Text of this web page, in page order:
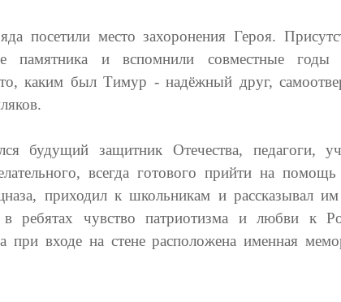
посетили место захоронения Героя.
памятника и вспомнили совместные годы
каким был Тимур - надёжный друг,
будущий защитник Отечества, педагоги,
всегда готового прийти на
приходил к школьникам и рассказывал
ребятах чувство патриотизма и любви к
входе на стене расположена именная